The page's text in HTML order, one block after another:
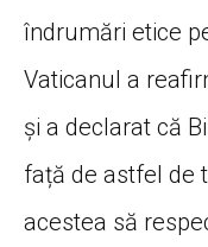
îndrumări etice
Vaticanul a
și a declarat că
față de astfel de
acestea să